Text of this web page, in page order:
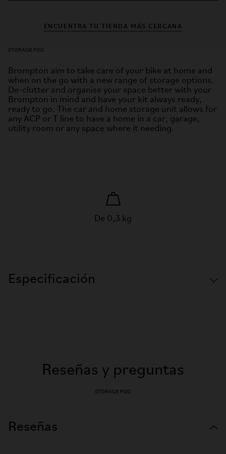
ENCUENTRA TU TIENDA MÁS CERCANA
STORAGE POD
Brompton aim to take care of your bike at home and
when on the go with a new range of storage options.
De-clutter and organise your space better with your
Brompton in mind and have your kit always ready,
ready to go. The car and home storage unit allows for
any ACP or T line to have a home in a car, garage,
utility room or any space where it needing.
De 0,3 kg
Especificación
Reseñas y preguntas
STORAGE POD
Reseñas